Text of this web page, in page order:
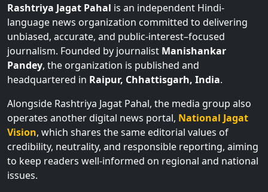
Rashtriya Jagat Pahal is an independent Hindi-
language news organization committed to delivering
unbiased, accurate, and public-interest–focused
journalism. Founded by journalist Manishankar
Pandey, the organization is published and
headquartered in Raipur, Chhattisgarh, India.
Alongside Rashtriya Jagat Pahal, the media group also
operates another digital news portal, National Jagat
Vision, which shares the same editorial values of
credibility, neutrality, and responsible reporting, aiming
to keep readers well-informed on regional and national
issues.